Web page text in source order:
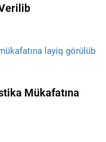
Mükafatına